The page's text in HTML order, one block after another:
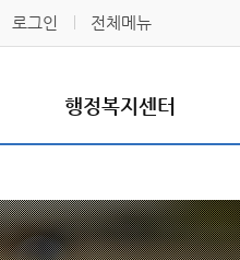
로그인 전체메뉴
행정복지센터